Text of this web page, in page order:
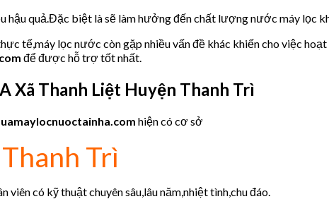
hậu quả.Đặc biệt là sẽ làm hưởng đến chất lượng nước máy lọc
tế,máy lọc nước còn gặp nhiều vấn đề khác khiến cho việc
để được hỗ trợ tốt nhất.
Xã Thanh Liệt Huyện Thanh Trì
hiện có cơ sở
Trì
có kỹ thuật chuyên sâu,lâu năm,nhiệt tình,chu đáo.